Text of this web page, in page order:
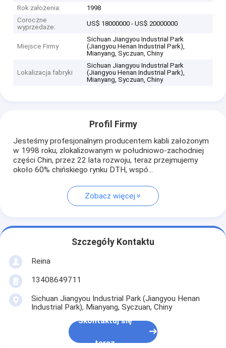
Rok założenia:
1998
Coroczne
wyprzedaże:
US$ 18000000 - US$ 20000000
Miejsce Firmy
Sichuan Jiangyou Industrial Park
(Jiangyou Henan Industrial Park),
Mianyang, Syczuan, Chiny
Lokalizacja fabryki
Sichuan Jiangyou Industrial Park
(Jiangyou Henan Industrial Park),
Mianyang, Syczuan, Chiny
Profil Firmy
Jesteśmy profesjonalnym producentem kabli założonym
w 1998 roku, zlokalizowanym w południowo-zachodniej
części Chin, przez 22 lata rozwoju, teraz przejmujemy
około 60% chińskiego rynku DTH, wspó...
Zobacz więcej
Szczegóły Kontaktu
Reina
13408649711
Sichuan Jiangyou Industrial Park (Jiangyou Henan
Industrial Park), Mianyang, Syczuan, Chiny
Skontaktuj się
teraz